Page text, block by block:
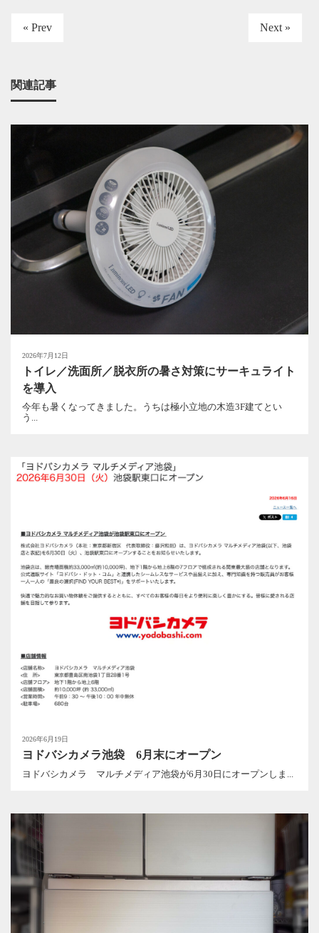
« Prev Next »
関連記事
2026年7月12日
トイレ／洗面所／脱衣所の暑さ対策にサーキュライト
を導入
今年も暑くなってきました。うちは極小立地の木造3F建てとい
う...
2026年6月19日
ヨドバシカメラ池袋 6月末にオープン
ヨドバシカメラ マルチメディア池袋が6月30日にオープンしま...